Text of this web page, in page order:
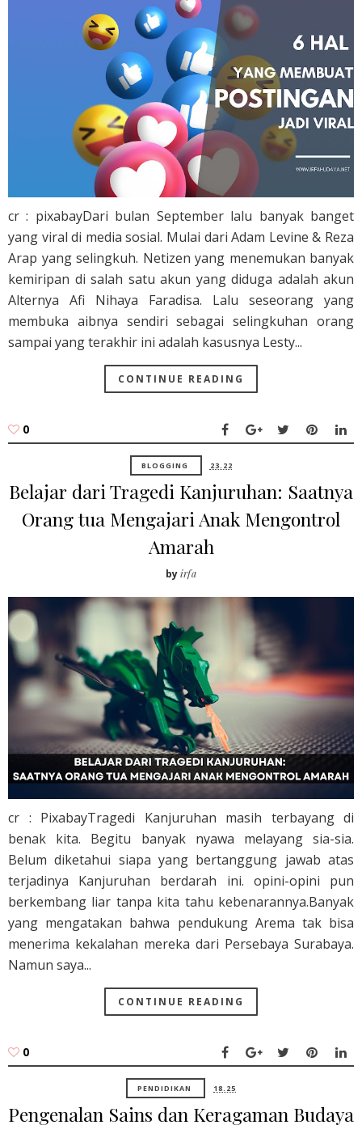
cr : pixabayDari bulan September lalu banyak banget
yang viral di media sosial. Mulai dari Adam Levine & Reza
Arap yang selingkuh. Netizen yang menemukan banyak
kemiripan di salah satu akun yang diduga adalah akun
Alternya Afi Nihaya Faradisa. Lalu seseorang yang
membuka aibnya sendiri sebagai selingkuhan orang
sampai yang terakhir ini adalah kasusnya Lesty...
CONTINUE READING
0
BLOGGING 23.22
Belajar dari Tragedi Kanjuruhan: Saatnya
Orang tua Mengajari Anak Mengontrol
Amarah
byirfa
cr : PixabayTragedi Kanjuruhan masih terbayang di
benak kita. Begitu banyak nyawa melayang sia-sia.
Belum diketahui siapa yang bertanggung jawab atas
terjadinya Kanjuruhan berdarah ini. opini-opini pun
berkembang liar tanpa kita tahu kebenarannya.Banyak
yang mengatakan bahwa pendukung Arema tak bisa
menerima kekalahan mereka dari Persebaya Surabaya.
Namun saya...
CONTINUE READING
0
PENDIDIKAN 18.25
Pengenalan Sains dan Keragaman Budaya